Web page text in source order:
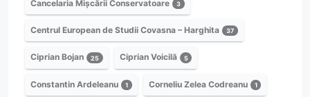
Cancelaria Mișcării Conservatoare 3
Centrul European de Studii Covasna – Harghita 37
Ciprian Bojan 25 Ciprian Voicilă 5
Constantin Ardeleanu 1 Corneliu Zelea Codreanu 1